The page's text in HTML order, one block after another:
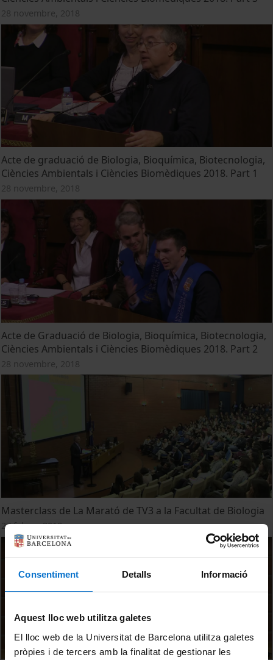
Consentiment Detalls Informació
Aquest lloc web utilitza galetes
El lloc web de la Universitat de Barcelona utilitza galetes
pròpies i de tercers amb la finalitat de gestionar les
28 novembre, 2018
Acte de graduació de Biologia, Bioquímica, Biotecnologia,
Ciències Ambientals i Ciències Biomèdiques 2018. Part 1
28 novembre, 2018
Acte de Graduació de Biologia, Bioquímica, Biotecnologia,
Ciències Ambientals i Ciències Biomèdiques 2018. Part 2
28 novembre, 2018
Masterclass de La Marató de TV3 a la Facultat de Biologia
27 febrer, 2018